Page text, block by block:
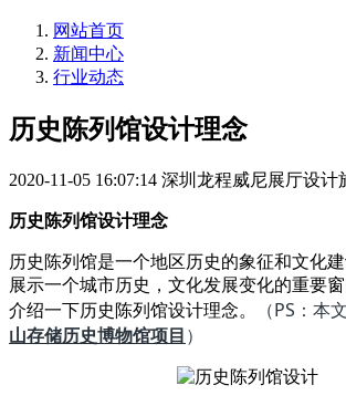
网站首页
新闻中心
行业动态
历史陈列馆设计理念
2020-11-05 16:07:14 深圳龙程威尼展厅设计
历史陈列馆设计理念
历史陈列馆是一个地区历史的象征和文化
展示一个城市历史，文化发展变化的重要
介绍一下历史陈列馆设计理念。
（PS：本
山存储历史博物馆项目）